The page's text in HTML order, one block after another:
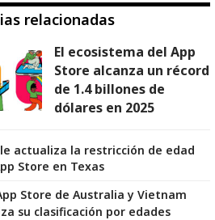
relacionadas
El ecosistema del App
Store alcanza un récord
de 1.4 billones de
dólares en 2025
actualiza la restricción de edad
Store en Texas
Store de Australia y Vietnam
su clasificación por edades